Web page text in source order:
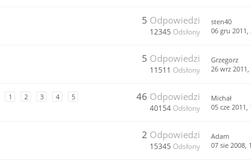
5 Odpowiedzi
12345 Odsłony
sten40
06 gru 2011,
5 Odpowiedzi
11511 Odsłony
Grzegorz
26 wrz 2011,
1 2 3 4
5
46 Odpowiedzi
40154 Odsłony
Michał
05 cze 2011,
2 Odpowiedzi
15345 Odsłony
Adam
07 sie 2008,